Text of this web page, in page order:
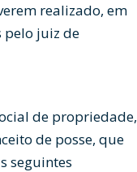
realizado, em
pelo juiz de
de propriedade,
de posse, que
seguintes